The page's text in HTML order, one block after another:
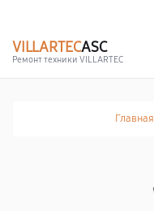
VILLARTECASC
Ремонт техники VILLARTEC
Главная